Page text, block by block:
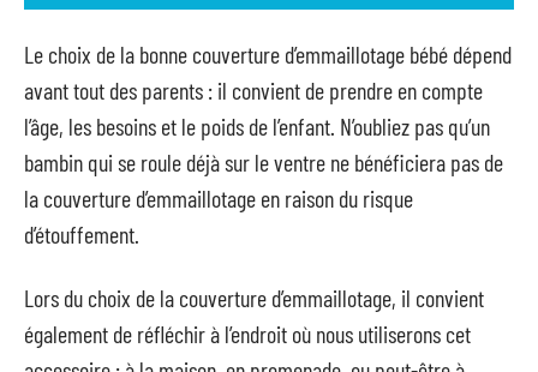
Le choix de la bonne couverture d’emmaillotage bébé dépend
avant tout des parents : il convient de prendre en compte
l’âge, les besoins et le poids de l’enfant. N’oubliez pas qu’un
bambin qui se roule déjà sur le ventre ne bénéficiera pas de
la couverture d’emmaillotage en raison du risque
d’étouffement.
Lors du choix de la couverture d’emmaillotage, il convient
également de réfléchir à l’endroit où nous utiliserons cet